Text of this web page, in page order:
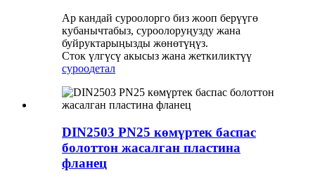
Ар кандай суроолорго биз жооп берүүгө
кубанычтабыз, суроолоруңузду жана
буйруктарыңызды жөнөтүңүз.
Сток үлгүсү акысыз жана жеткиликтүү
суроодетал
DIN2503 PN25 көмүртек баспас
болоттон жасалган пластина
фланец